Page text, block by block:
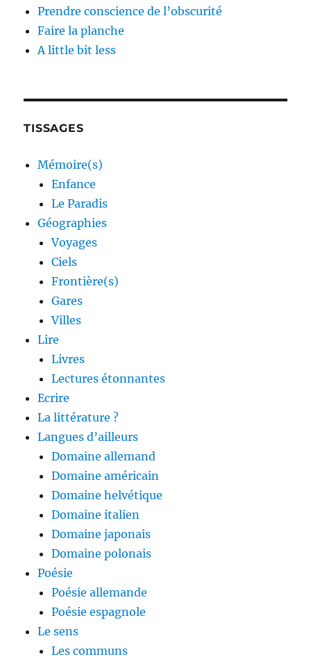
Prendre conscience de l’obscurité
Faire la planche
A little bit less
TISSAGES
Mémoire(s)
Enfance
Le Paradis
Géographies
Voyages
Ciels
Frontière(s)
Gares
Villes
Lire
Livres
Lectures étonnantes
Ecrire
La littérature ?
Langues d’ailleurs
Domaine allemand
Domaine américain
Domaine helvétique
Domaine italien
Domaine japonais
Domaine polonais
Poésie
Poésie allemande
Poésie espagnole
Le sens
Les communs